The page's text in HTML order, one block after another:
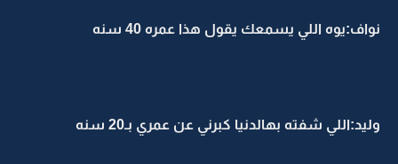
نواف:يوه اللي يسمعك يقول هذا عمره 40 سنه
وليد:اللي شفته بهالدنيا كبرني عن عمري بـ20 سنه